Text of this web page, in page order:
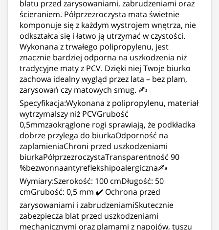
blatu przed zarysowaniami, zabrudzeniami oraz
ścieraniem. Półprzezroczysta mata świetnie
komponuje się z każdym wystrojem wnętrza, nie
odkształca się i łatwo ją utrzymać w czystości.
Wykonana z trwałego polipropylenu, jest
znacznie bardziej odporna na uszkodzenia niż
tradycyjne maty z PCV. Dzięki niej Twoje biurko
zachowa idealny wygląd przez lata – bez plam,
zarysowań czy matowych smug. ✍️
Specyfikacja:Wykonana z polipropylenu, materiał
wytrzymalszy niż PCVGrubość
0,5mmzaokrąglone rogi sprawiają, że podkładka
dobrze przylega do biurkaOdporność na
zaplamieniaChroni przed uszkodzeniami
biurkaPółprzezroczystaTransparentność 90
%bezwonnaantyreflekshipoalergiczna✍️
Wymiary:Szerokość: 100 cmDługość: 50
cmGrubość: 0,5 mm ✔️ Ochrona przed
zarysowaniami i zabrudzeniamiSkutecznie
zabezpiecza blat przed uszkodzeniami
mechanicznymi oraz plamami z napojów, tuszu